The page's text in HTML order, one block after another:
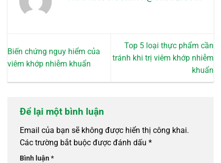
Biến chứng nguy hiểm của
viêm khớp nhiễm khuẩn
Top 5 loại thực phẩm cần
tránh khi trị viêm khớp nhiễm
khuẩn
Để lại một bình luận
Email của bạn sẽ không được hiển thị công khai.
Các trường bắt buộc được đánh dấu *
Bình luận*